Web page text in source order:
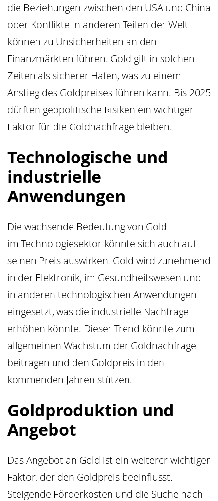
die Beziehungen zwischen den USA und China
oder Konflikte in anderen Teilen der Welt
können zu Unsicherheiten an den
Finanzmärkten führen. Gold gilt in solchen
Zeiten als sicherer Hafen, was zu einem
Anstieg des Goldpreises führen kann. Bis 2025
dürften geopolitische Risiken ein wichtiger
Faktor für die Goldnachfrage bleiben.
Technologische und
industrielle
Anwendungen
Die wachsende Bedeutung von Gold
im Technologiesektor könnte sich auch auf
seinen Preis auswirken. Gold wird zunehmend
in der Elektronik, im Gesundheitswesen und
in anderen technologischen Anwendungen
eingesetzt, was die industrielle Nachfrage
erhöhen könnte. Dieser Trend könnte zum
allgemeinen Wachstum der Goldnachfrage
beitragen und den Goldpreis in den
kommenden Jahren stützen.
Goldproduktion und
Angebot
Das Angebot an Gold ist ein weiterer wichtiger
Faktor, der den Goldpreis beeinflusst.
Steigende Förderkosten und die Suche nach